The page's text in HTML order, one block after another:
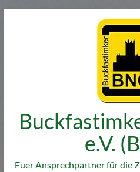
e.V.
Euer Ansprechpartner für die